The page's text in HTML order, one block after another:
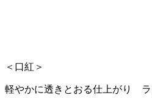
＜口紅＞
軽やかに透きとおる仕上がり ラ